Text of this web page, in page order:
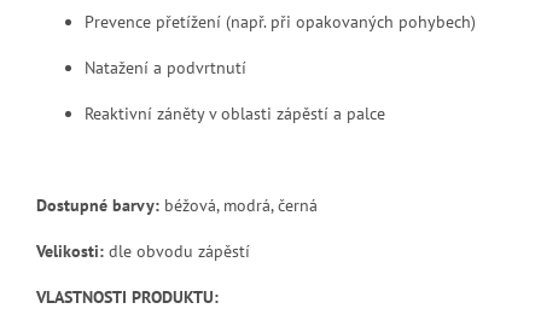
Prevence přetížení (např. při opakovaných pohybech)
Natažení a podvrtnutí
Reaktivní záněty v oblasti zápěstí a palce
Dostupné barvy: béžová, modrá, černá
Velikosti: dle obvodu zápěstí
VLASTNOSTI PRODUKTU: